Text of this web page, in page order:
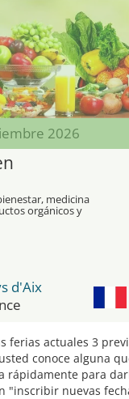
2026
medicina
orgánicos y
d'Aix
ferias actuales 3
conoce alguna
rápidamente para
"inscribir nuevas